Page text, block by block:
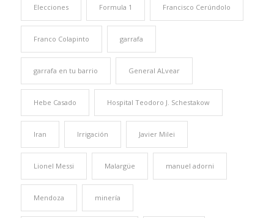
Elecciones Formula 1 Francisco Cerúndolo
Franco Colapinto garrafa
garrafa en tu barrio General ALvear
Hebe Casado Hospital Teodoro J. Schestakow
Iran Irrigación Javier Milei
Lionel Messi Malargüe manuel adorni
Mendoza minería